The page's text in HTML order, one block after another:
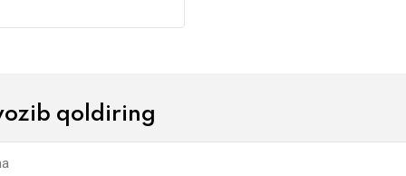
qoldiring